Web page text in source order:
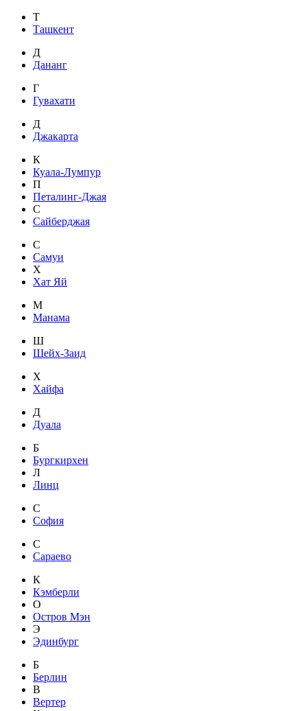
Т
Ташкент
Д
Дананг
Г
Гувахати
Д
Джакарта
К
Куала-Лумпур
П
Петалинг-Джая
С
Сайберджая
С
Самуи
Х
Хат Яй
М
Манама
Ш
Шейх-Заид
Х
Хайфа
Д
Дуала
Б
Бургкирхен
Л
Линц
С
София
С
Сараево
К
Кэмберли
О
Остров Мэн
Э
Эдинбург
Б
Берлин
В
Вертер